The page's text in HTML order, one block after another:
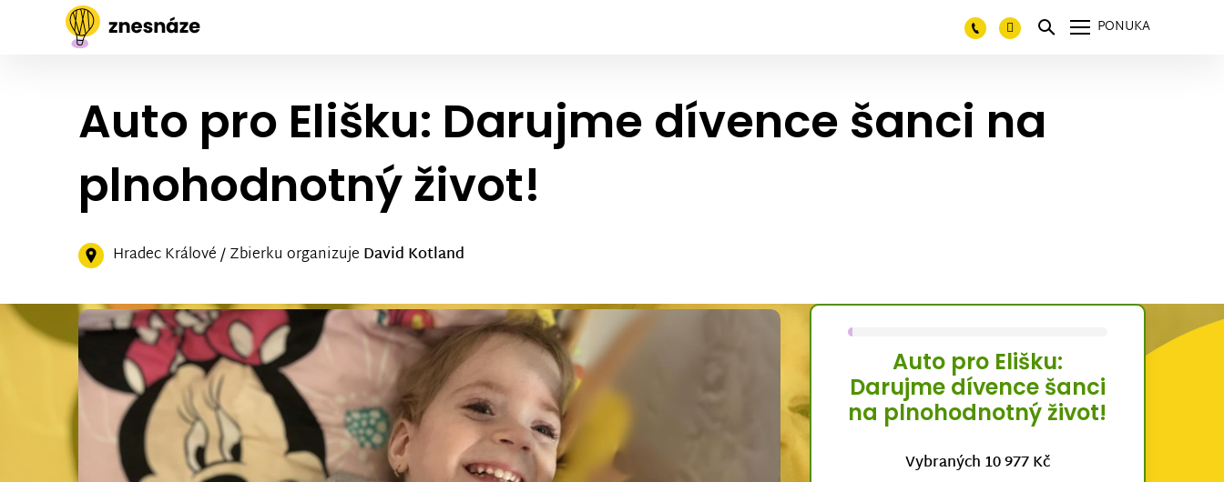
PONUKA
Auto pro Elišku: Darujme dívence šanci na
plnohodnotný život!
Hradec Králové / Zbierku organizuje David Kotland
Auto pro Elišku:
Darujme dívence šanci
na plnohodnotný život!
Vybraných 10 977 Kč